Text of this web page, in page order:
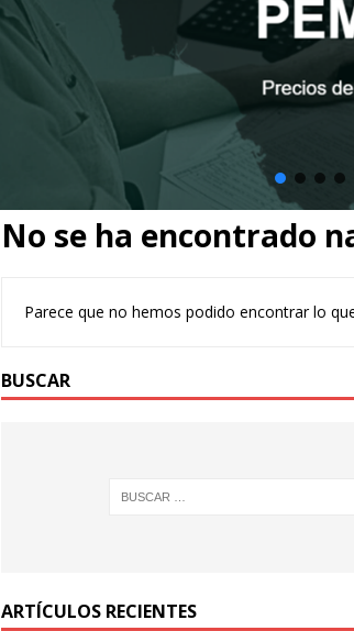
No se ha encontrado
Parece que no hemos podido encontrar lo
BUSCAR
ARTÍCULOS RECIENTES